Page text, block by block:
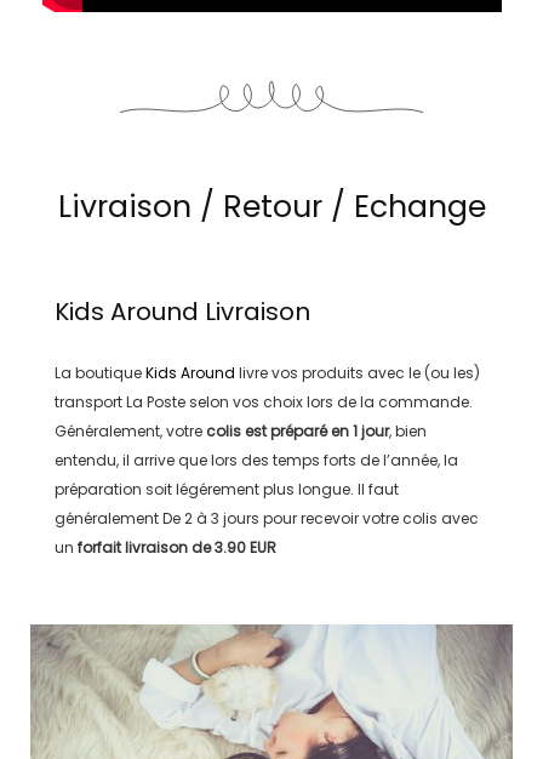
Livraison / Retour / Echange
Kids Around Livraison
La boutiqueKids Around livre vos produits avec le (ou les)
transportLa Posteselon vos choix lors de la commande.
Généralement, votre colis est préparé en1 jour, bien
entendu, il arrive que lors des temps forts de l’année, la
préparation soit légérement plus longue. Il faut
généralementDe 2 à 3 jours pour recevoir votre colis avec
un forfait livraison de3.90 EUR